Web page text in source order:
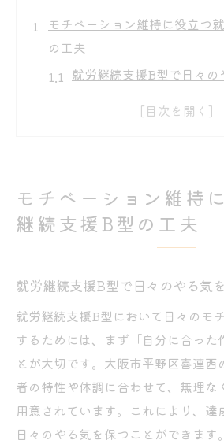
モチベーション維持に役立つ
の工夫
就労継続支援B型で日々
心感
就労継続支援B型の支援体
利用者募集が活発な就労
大阪市で長く続く就労継
就労継続支援B型事業所一
ト
B型作業所の雰囲気がモチ
る影響
モチベーション維持
継続支援B型の工夫
就労継続支援B型で日々のやる気
就労継続支援B型において日々のモ
するためには、まず「自分に合った
とが大切です。大阪市平野区喜連西
者の特性や体調に合わせて、無理な
用意されています。これにより、達
日々のやる気を保つことができます。